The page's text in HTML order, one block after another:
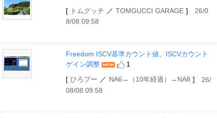
[
トムグッチ ／ TOMGUCCI GARAGE ]
26/0
8/08 09:58
Freedom ISCV基準カウント値、ISCVカウント
ゲイン調整
1
[ ひろプー ／ NA6→（10年経過）→NA8 ]
26/
08/08 09:58